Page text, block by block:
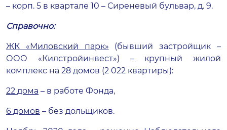
– корп. 5 в квартале 10 – Сиреневый бульвар, д. 9.
Справочно:
ЖК «Миловский парк» (бывший застройщик –
ООО «Килстройинвест») – крупный жилой
комплекс на 28 домов (2 022 квартиры):
22 дома – в работе Фонда,
6 домов – без дольщиков.